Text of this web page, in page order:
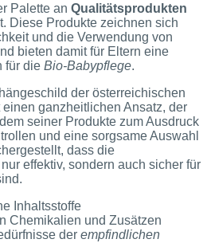
Palette an Qualitätsprodukten
Diese Produkte zeichnen sich
und die Verwendung von
bieten damit für Eltern eine
für die Bio-Babypflege.
der österreichischen
ganzheitlichen Ansatz, der
seiner Produkte zum Ausdruck
und eine sorgsame Auswahl
dass die
effektiv, sondern auch sicher für
Inhaltsstoffe
Chemikalien und Zusätzen
der empfindlichen